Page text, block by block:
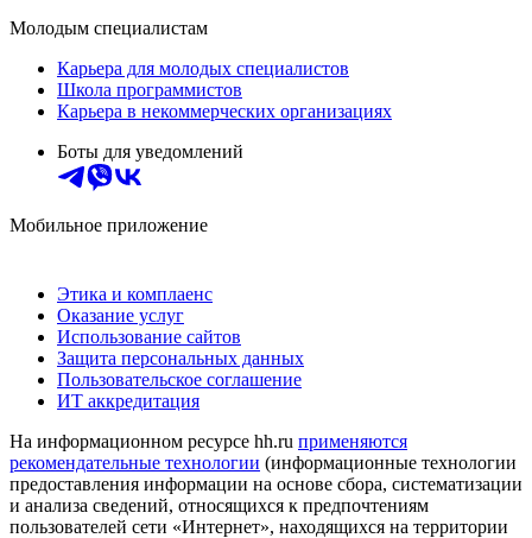
Молодым специалистам
Карьера для молодых специалистов
Школа программистов
Карьера в некоммерческих организациях
Боты для уведомлений
Мобильное приложение
Этика и комплаенс
Оказание услуг
Использование сайтов
Защита персональных данных
Пользовательское соглашение
ИТ аккредитация
На информационном ресурсе hh.ru применяются
рекомендательные технологии (информационные технологии
предоставления информации на основе сбора, систематизации
и анализа сведений, относящихся к предпочтениям
пользователей сети «Интернет», находящихся на территории